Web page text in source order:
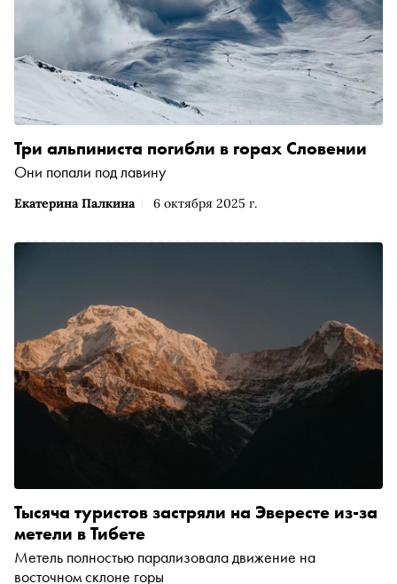
Екатерина Палкина 6 октября 2025 г.
Три альпиниста погибли в горах Словении
Они попали под лавину
Тысяча туристов застряли на Эвересте из-за
метели в Тибете
Метель полностью парализовала движение на
восточном склоне горы